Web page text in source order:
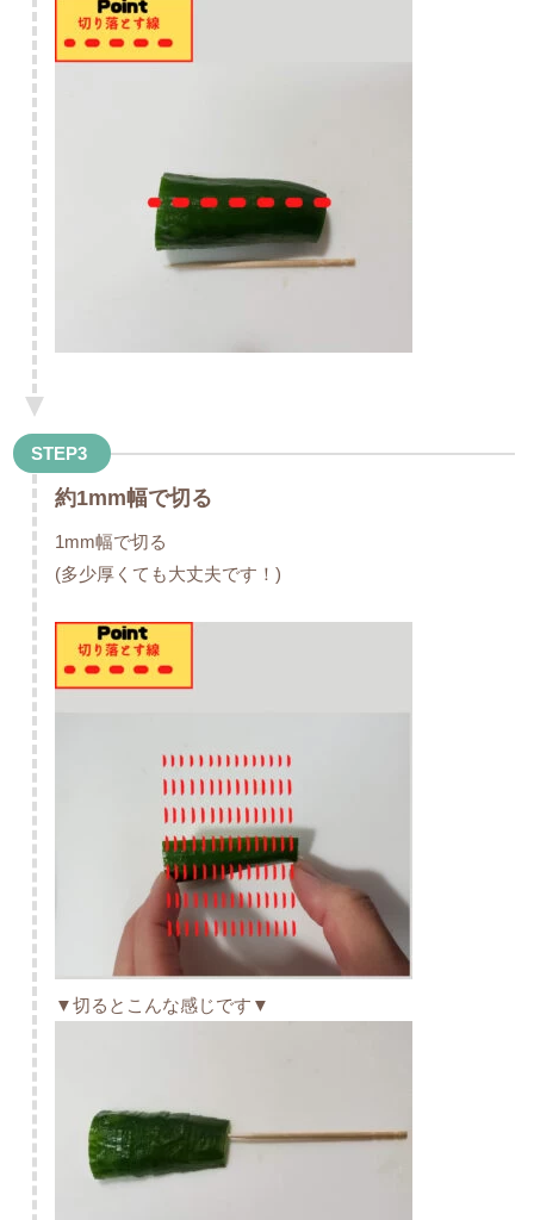
STEP3
約1mm幅で切る
1mm幅で切る
(多少厚くても大丈夫です！)
▼切るとこんな感じです▼